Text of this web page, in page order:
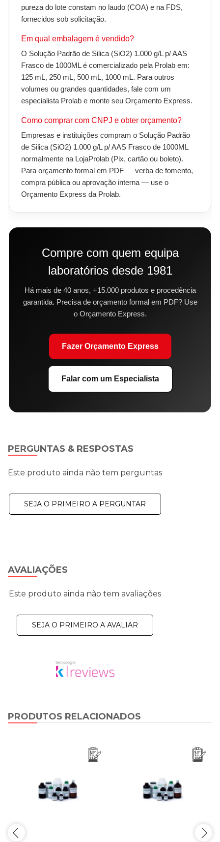
pureza do lote constam no laudo (COA) e na FDS,
fornecidos sob solicitação.
Em qual embalagem é vendido?
O Solução Padrão de Silica (SiO2) 1.000 g/L p/ AAS
Frasco de 1000ML é comercializado pela Prolab em:
125 mL, 250 mL, 500 mL, 1000 mL. Para outros
volumes ou grandes quantidades, fale com um
especialista Prolab e monte seu Orçamento Express.
Como comprar com CNPJ e obter orçamento?
Empresas e instituições compram o Solução Padrão
de Silica (SiO2) 1.000 g/L p/ AAS Frasco de 1000ML
normalmente na LojaProlab (Pix, cartão ou boleto).
Para orçamento formal em PDF — verba de fomento,
compra pública ou aprovação interna — use o
Orçamento Express da Prolab.
Compre com quem equipa
laboratórios desde 1981
Há mais de 40 anos, +15.000 produtos e procedência
garantida. Precisa de orçamento formal em PDF? Use
o Orçamento Express.
Fazer Orçamento Express
Falar com um Especialista
AVALIAÇÕES
Este produto ainda não tem avaliações
SEJA O PRIMEIRO A AVALIAR
PERGUNTAS & RESPOSTAS
Este produto ainda não tem perguntas
SEJA O PRIMEIRO A PERGUNTAR
PRODUTOS RELACIONADOS